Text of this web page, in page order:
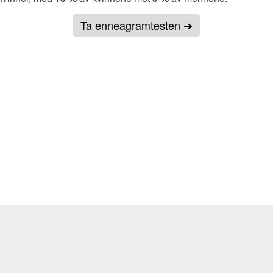
Ta enneagramtesten ➜